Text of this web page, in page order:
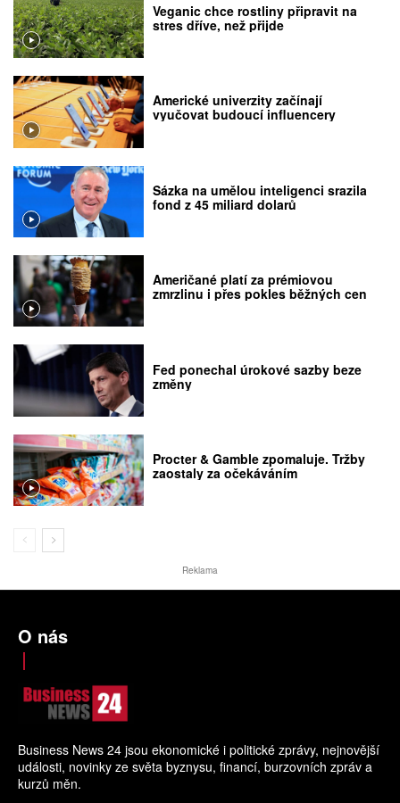
Veganic chce rostliny připravit na
stres dříve, než přijde
Americké univerzity začínají
vyučovat budoucí influencery
Sázka na umělou inteligenci srazila
fond z 45 miliard dolarů
Američané platí za prémiovou
zmrzlinu i přes pokles běžných cen
Fed ponechal úrokové sazby beze
změny
Procter & Gamble zpomaluje. Tržby
zaostaly za očekáváním
Reklama
O nás
Business News 24 jsou ekonomické i politické zprávy, nejnovější
události, novinky ze světa byznysu, financí, burzovních zpráv a
kurzů měn.